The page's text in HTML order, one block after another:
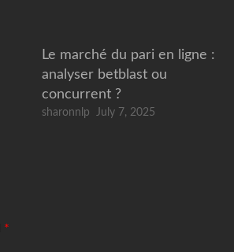
Le marché du pari en ligne :
analyser betblast ou
concurrent ?
sharonnlp July 7, 2025
*